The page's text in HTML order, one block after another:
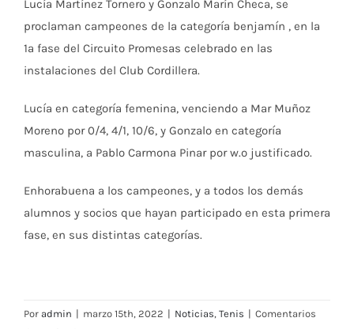
Lucía Martínez Tornero y Gonzalo Marín Checa, se
proclaman campeones de la categoría benjamín , en la
1ª fase del Circuito Promesas celebrado en las
instalaciones del Club Cordillera.
Lucía en categoría femenina, venciendo a Mar Muñoz
Moreno por 0/4, 4/1, 10/6, y Gonzalo en categoría
masculina, a Pablo Carmona Pinar por w.o justificado.
Enhorabuena a los campeones, y a todos los demás
alumnos y socios que hayan participado en esta primera
fase, en sus distintas categorías.
Por admin | marzo 15th, 2022 | Noticias, Tenis | Comentarios